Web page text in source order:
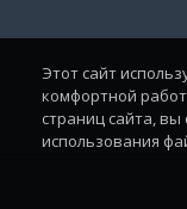
Этот сайт
комфортной
страниц сайта, вы
использования